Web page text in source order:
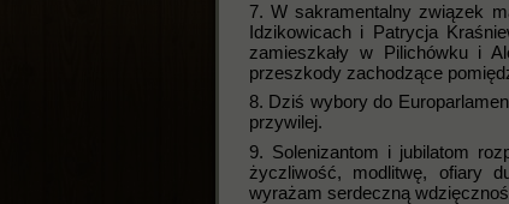
7. W sakramentalny związek
Idzikowicach i Patrycja
zamieszkały w Pilichówku i
przeszkody zachodzące
8. Dziś wybory do
przywilej.
9. Solenizantom i jubilatom
życzliwość, modlitwę, ofiary
wyrażam serdeczną